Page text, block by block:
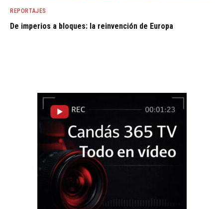
REPORTAJES
De imperios a bloques: la reinvención de Europa